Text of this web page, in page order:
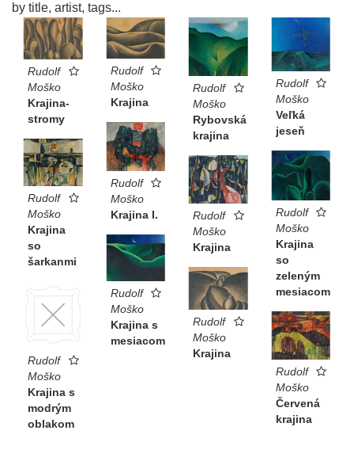
by title, artist, tags...
Rudolf
Moško
Krajina-
stromy
Rudolf
Moško
Krajina
Rudolf
Moško
Rybovská
krajina
Rudolf
Moško
Veľká
jeseň
Rudolf
Moško
Krajina I.
Rudolf
Moško
Krajina
so
šarkanmi
Rudolf
Moško
Krajina
so
zeleným
mesiacom
Rudolf
Moško
Krajina
Rudolf
Moško
Krajina s
mesiacom
Rudolf
Moško
Krajina
Rudolf
Moško
Krajina s
modrým
oblakom
Rudolf
Moško
Červená
krajina